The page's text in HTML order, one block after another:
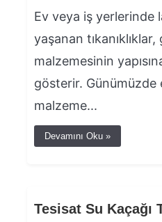
Ev veya iş yerlerinde
yaşanan
malzemesinin
gösterir. Günümüzde
malzeme...
Devamını Oku »
Tesisat Su Kaçağı